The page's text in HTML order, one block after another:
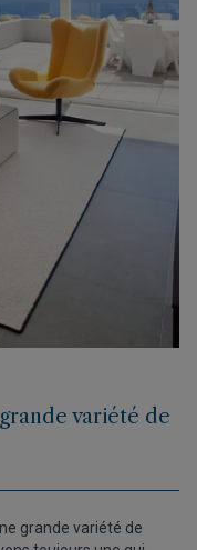
variété de
grande variété de